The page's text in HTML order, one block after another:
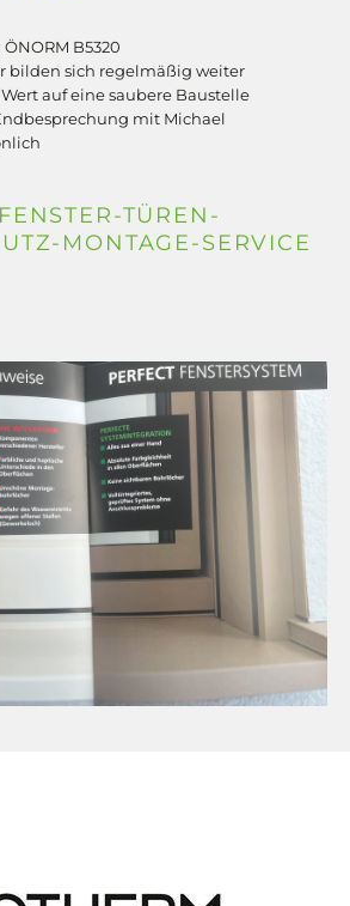
B5320
bilden sich regelmäßig weiter
auf eine saubere Baustelle
mit Michael
TÜREN-
MONTAGE-SERVICE